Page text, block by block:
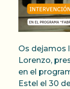
Os dejamos
Lorenzo,
en el
Estel el 30